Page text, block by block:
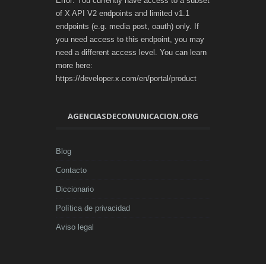
of X API V2 endpoints and limited v1.1
endpoints (e.g. media post, oauth) only. If
you need access to this endpoint, you may
need a different access level. You can learn
more here:
https://developer.x.com/en/portal/product
AGENCIASDECOMUNICACION.ORG
Blog
Contacto
Diccionario
Política de privacidad
Aviso legal